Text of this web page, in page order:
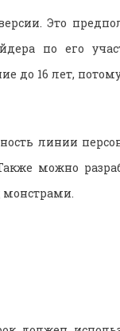
Это
по его
до 16 лет,
линии
можно
монстрами.